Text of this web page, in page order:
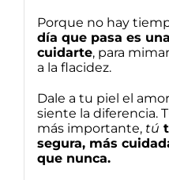
Porque no hay
día que pasa es
cuidarte, para
a la flacidez.
Dale a tu piel el
siente la diferencia.
más importante, tú
segura, más
que nunca.